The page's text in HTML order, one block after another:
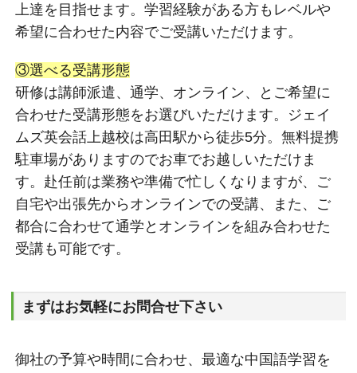
上達を目指せます。学習経験がある方もレベルや
希望に合わせた内容でご受講いただけます。
③選べる受講形態
研修は講師派遣、通学、オンライン、とご希望に
合わせた受講形態をお選びいただけます。ジェイ
ムズ英会話上越校は高田駅から徒歩5分。無料提携
駐車場がありますのでお車でお越しいただけま
す。赴任前は業務や準備で忙しくなりますが、ご
自宅や出張先からオンラインでの受講、また、ご
都合に合わせて通学とオンラインを組み合わせた
受講も可能です。
まずはお気軽にお問合せ下さい
御社の予算や時間に合わせ、最適な中国語学習を